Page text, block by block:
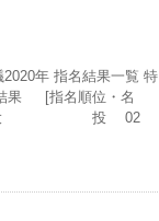
年 指名結果一覧 特
結果 [指名順位・名
太 亜大 投 02